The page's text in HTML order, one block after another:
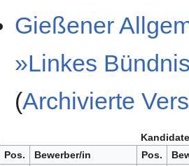
Gießener
»Linkes
(Archivierte
Pos.
Bewerber/in Pos.